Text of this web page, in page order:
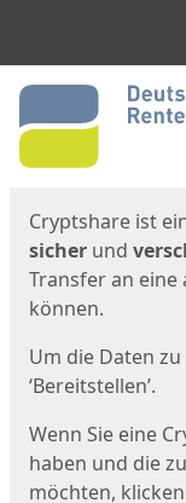
Start
Cryptshare ist
sicher und
Transfer an
können.
Um die Daten
‘Bereitstellen’.
Wenn Sie eine
haben und die
möchten,